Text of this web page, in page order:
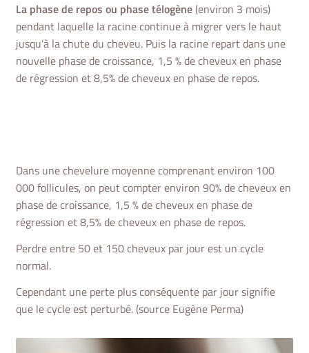
La phase de repos ou phase télogène(environ 3 mois)
pendant laquelle la racine continue à migrer vers le haut
jusqu’à la chute du cheveu. Puis la racine repart dans une
nouvelle phase de croissance, 1,5 % de cheveux en phase
de régression et 8,5% de cheveux en phase de repos.
Dans une chevelure moyenne comprenant environ 100
000 follicules, on peut compter environ 90% de cheveux en
phase de croissance, 1,5 % de cheveux en phase de
régression et 8,5% de cheveux en phase de repos.
Perdre entre 50 et 150 cheveux par jour est un cycle
normal.
Cependant une perte plus conséquente par jour signifie
que le cycle est perturbé. (source Eugène Perma)